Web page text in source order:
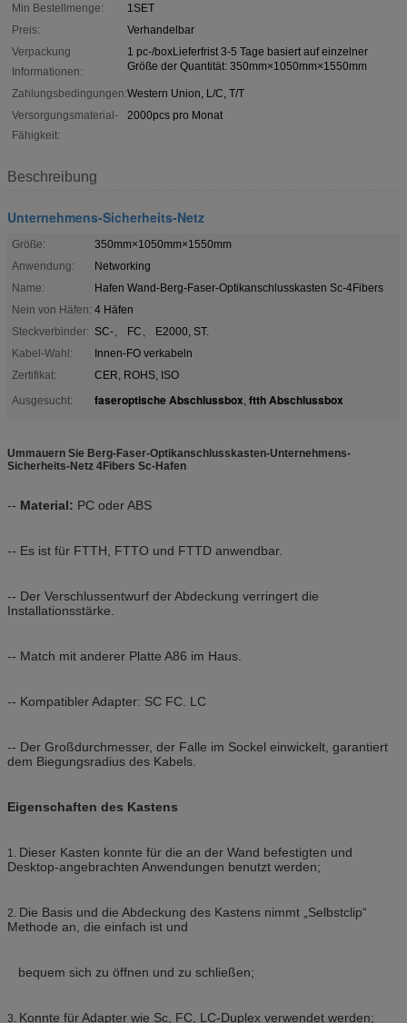
Min Bestellmenge:
1SET
Preis:
Verhandelbar
Verpackung
Informationen:
1 pc-/boxLieferfrist 3-5 Tage basiert auf einzelner
Größe der Quantität: 350mm×1050mm×1550mm
Zahlungsbedingungen:Western Union, L/C, T/T
Versorgungsmaterial-
Fähigkeit:
2000pcs pro Monat
Beschreibung
Unternehmens-Sicherheits-Netz
Größe:
350mm×1050mm×1550mm
Anwendung:
Networking
Name:
Hafen Wand-Berg-Faser-Optikanschlusskasten Sc-4Fibers
Nein von Häfen: 4 Häfen
Steckverbinder: SC-、 FC、 E2000, ST.
Kabel-Wahl:
Innen-FO verkabeln
Zertifikat:
CER, ROHS, ISO
Ausgesucht:
faseroptische Abschlussbox, ftth Abschlussbox
Ummauern Sie Berg-Faser-Optikanschlusskasten-Unternehmens-
Sicherheits-Netz 4Fibers Sc-Hafen
-- Material: PC oder ABS
-- Es ist für FTTH, FTTO und FTTD anwendbar.
-- Der Verschlussentwurf der Abdeckung verringert die
Installationsstärke.
-- Match mit anderer Platte A86 im Haus.
-- Kompatibler Adapter: SC FC. LC
-- Der Großdurchmesser, der Falle im Sockel einwickelt, garantiert
dem Biegungsradius des Kabels.
Eigenschaften des Kastens
1. Dieser Kasten konnte für die an der Wand befestigten und
Desktop-angebrachten Anwendungen benutzt werden;
2. Die Basis und die Abdeckung des Kastens nimmt „Selbstclip“
Methode an, die einfach ist und
bequem sich zu öffnen und zu schließen;
3. Konnte für Adapter wie Sc, FC, LC-Duplex verwendet werden;